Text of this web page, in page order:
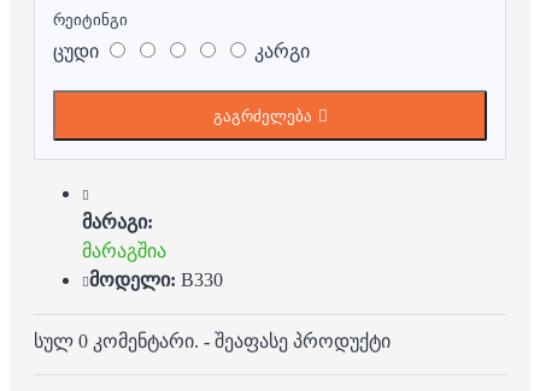
რეიტინგი
ცუდი კარგი
გაგრძელება
მარაგი:
მარაგშია
მოდელი: B330
სულ 0 კომენტარი. - შეაფასე პროდუქტი